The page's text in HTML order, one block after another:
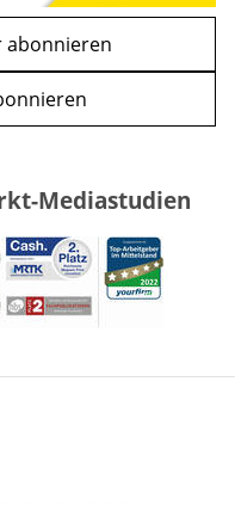
abonnieren
Mediastudien